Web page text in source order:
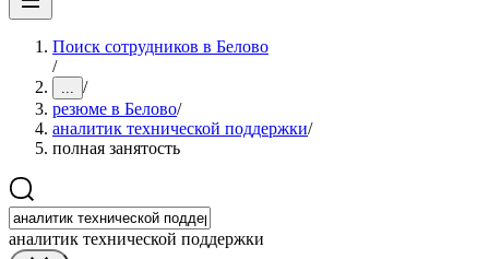
Поиск сотрудников в Белово
/
... /
резюме в Белово/
аналитик технической поддержки/
полная занятость
аналитик технической поддержки